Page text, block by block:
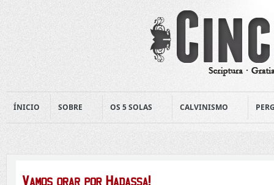
ÍNICIO SOBRE OS 5 SOLAS CALVINISMO